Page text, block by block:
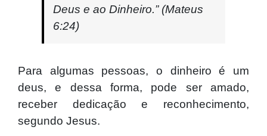
Deus e ao Dinheiro.” (Mateus
6:24)
Para algumas pessoas, o dinheiro é um
deus, e dessa forma, pode ser amado,
receber dedicação e reconhecimento,
segundo Jesus.